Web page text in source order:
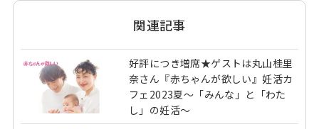
関連記事
好評につき増席★ゲストは丸山桂里
奈さん『赤ちゃんが欲しい』妊活カ
フェ2023夏〜「みんな」と「わた
し」の妊活〜